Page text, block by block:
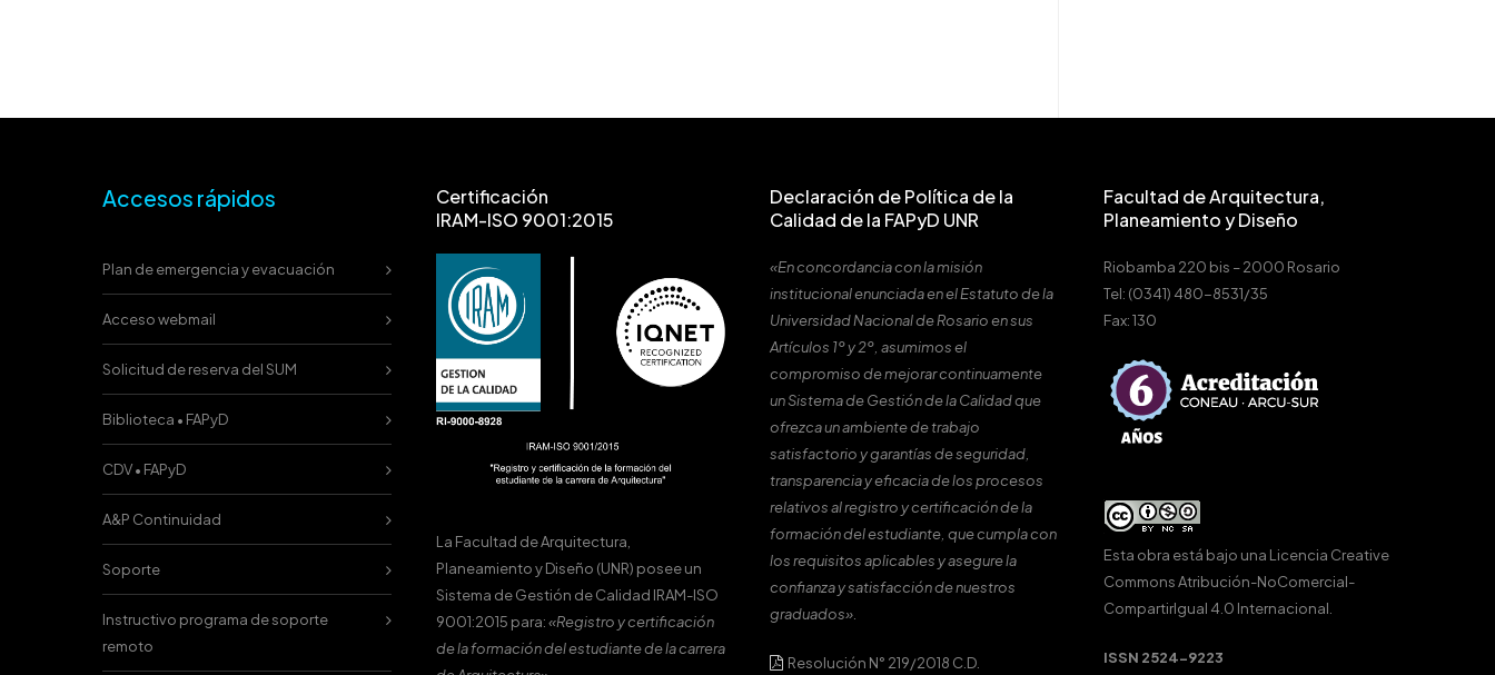
Accesos rápidos
Plan de emergencia y evacuación
Acceso webmail
Solicitud de reserva del SUM
Biblioteca • FAPyD
CDV • FAPyD
A&P Continuidad
Soporte
Instructivo programa de soporte
remoto
Certificación
IRAM-ISO 9001:2015
La Facultad de Arquitectura,
Planeamiento y Diseño (UNR) posee un
Sistema de Gestión de Calidad IRAM-ISO
9001:2015 para:«Registro y certificación
de la formación del estudiante de la carrera
Declaración de Política de la
Calidad de la FAPyD UNR
«En concordancia con la misión
institucional enunciada en el Estatuto de la
Universidad Nacional de Rosario en sus
Artículos 1º y 2º, asumimos el
compromiso de mejorar continuamente
un Sistema de Gestión de la Calidad que
ofrezca un ambiente de trabajo
satisfactorio y garantías de seguridad,
transparencia y eficacia de los procesos
relativos al registro y certificación de la
formación del estudiante, que cumpla con
los requisitos aplicables y asegure la
confianza y satisfacción de nuestros
graduados».
Resolución N° 219/2018 C.D.
Facultad de Arquitectura,
Planeamiento y Diseño
Riobamba 220 bis – 2000 Rosario
Tel: (0341) 480-8531/35
Fax: 130
Esta obra está bajo una Licencia Creative
Commons Atribución-NoComercial-
CompartirIgual 4.0 Internacional
ISSN 2524-9223